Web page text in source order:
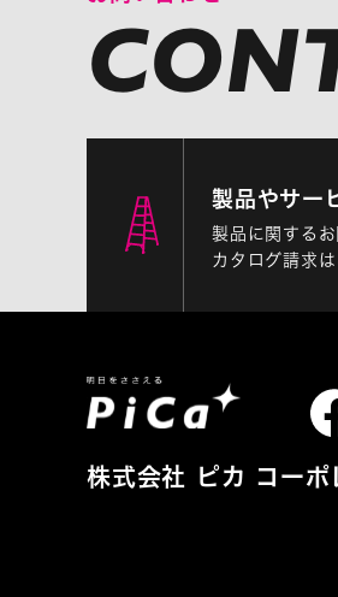
製品やサー
製品に関するお
カタログ請求は
株式会社 ピカ コーポ